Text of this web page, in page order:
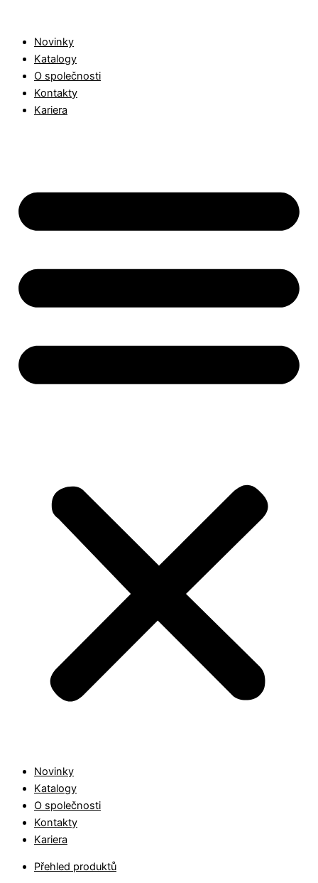
obsahNovinky
Katalogy
O společnosti
Kontakty
Kariera
Novinky
Katalogy
O společnosti
Kontakty
Kariera
Přehled produktů
množství